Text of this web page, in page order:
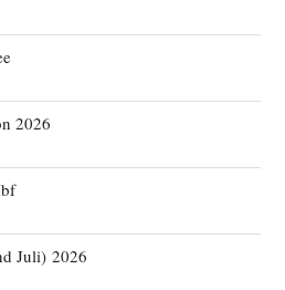
2026
Juli) 2026